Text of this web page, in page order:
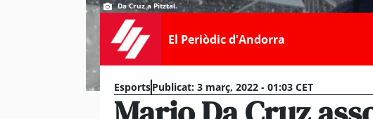
Da Cruz a Pitztal.
El Periòdic d'Andorra
EsportsPublicat: 3 març, 2022 - 01:03 CET